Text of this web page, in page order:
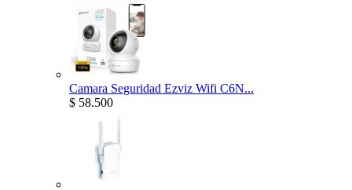
Camara Seguridad Ezviz Wifi C6N...
$ 58.500